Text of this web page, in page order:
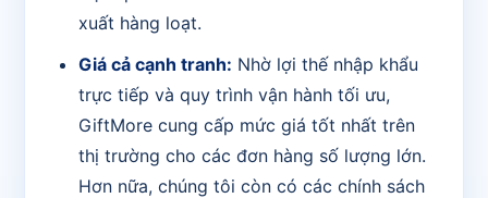
xuất hàng loạt.
Giá cả cạnh tranh: Nhờ lợi thế nhập khẩu
trực tiếp và quy trình vận hành tối ưu,
GiftMore cung cấp mức giá tốt nhất trên
thị trường cho các đơn hàng số lượng lớn.
Hơn nữa, chúng tôi còn có các chính sách